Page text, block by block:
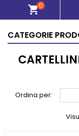
shopping_cart0
CATEGORIE
Ordina per: